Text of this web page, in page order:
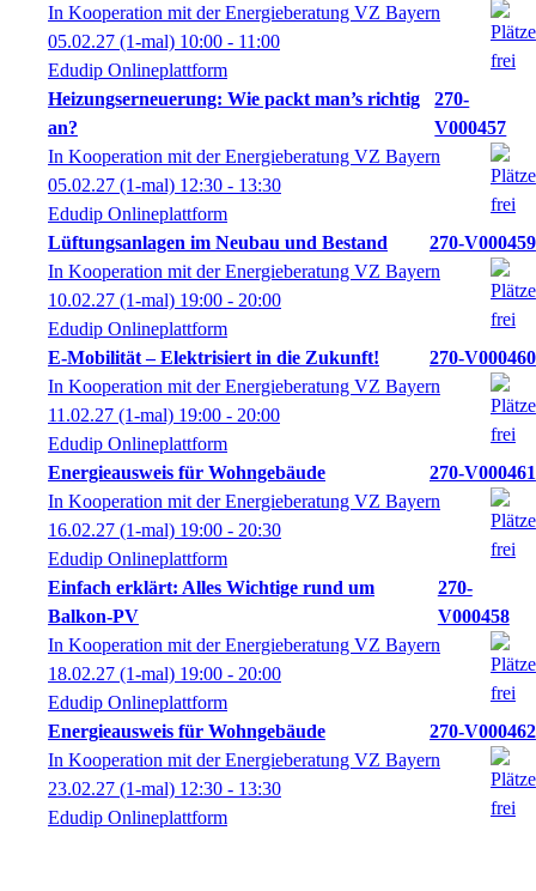
In Kooperation mit der Energieberatung VZ Bayern
05.02.27 (1-mal) 10:00 - 11:00
Edudip Onlineplattform
Heizungserneuerung: Wie packt man’s richtig
an?
270-
V000457
In Kooperation mit der Energieberatung VZ Bayern
05.02.27 (1-mal) 12:30 - 13:30
Edudip Onlineplattform
Lüftungsanlagen im Neubau und Bestand
270-V000459
In Kooperation mit der Energieberatung VZ Bayern
10.02.27 (1-mal) 19:00 - 20:00
Edudip Onlineplattform
E-Mobilität – Elektrisiert in die Zukunft!
270-V000460
In Kooperation mit der Energieberatung VZ Bayern
11.02.27 (1-mal) 19:00 - 20:00
Edudip Onlineplattform
Energieausweis für Wohngebäude
270-V000461
In Kooperation mit der Energieberatung VZ Bayern
16.02.27 (1-mal) 19:00 - 20:30
Edudip Onlineplattform
Einfach erklärt: Alles Wichtige rund um
Balkon-PV
270-
V000458
In Kooperation mit der Energieberatung VZ Bayern
18.02.27 (1-mal) 19:00 - 20:00
Edudip Onlineplattform
Energieausweis für Wohngebäude
270-V000462
In Kooperation mit der Energieberatung VZ Bayern
23.02.27 (1-mal) 12:30 - 13:30
Edudip Onlineplattform